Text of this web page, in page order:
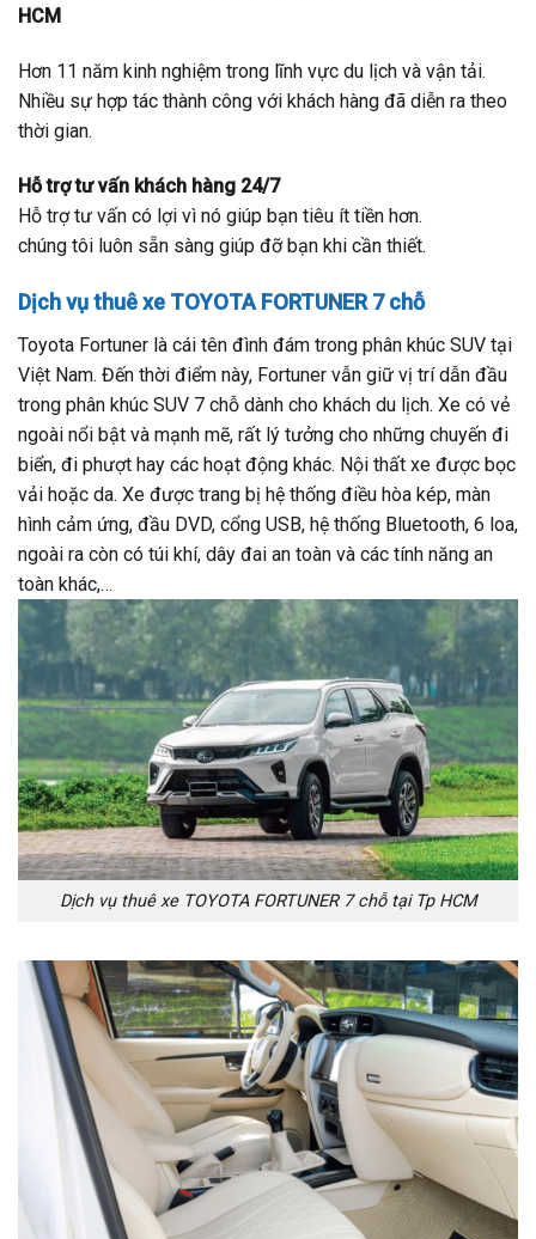
HCM
Hơn 11 năm kinh nghiệm trong lĩnh vực du lịch và vận tải.
Nhiều sự hợp tác thành công với khách hàng đã diễn ra theo
thời gian.
Hỗ trợ tư vấn khách hàng 24/7
Hỗ trợ tư vấn có lợi vì nó giúp bạn tiêu ít tiền hơn.
chúng tôi luôn sẵn sàng giúp đỡ bạn khi cần thiết.
Dịch vụ thuê xe TOYOTA FORTUNER 7 chỗ
Toyota Fortuner là cái tên đình đám trong phân khúc SUV tại
Việt Nam. Đến thời điểm này, Fortuner vẫn giữ vị trí dẫn đầu
trong phân khúc SUV 7 chỗ dành cho khách du lịch. Xe có vẻ
ngoài nổi bật và mạnh mẽ, rất lý tưởng cho những chuyến đi
biển, đi phượt hay các hoạt động khác. Nội thất xe được bọc
vải hoặc da. Xe được trang bị hệ thống điều hòa kép, màn
hình cảm ứng, đầu DVD, cổng USB, hệ thống Bluetooth, 6 loa,
ngoài ra còn có túi khí, dây đai an toàn và các tính năng an
toàn khác,…
Dịch vụ thuê xe TOYOTA FORTUNER 7 chỗ tại Tp HCM